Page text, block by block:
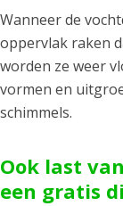
Wanneer de
oppervlak raken
worden ze weer
vormen en
schimmels.
Ook last
een gratis